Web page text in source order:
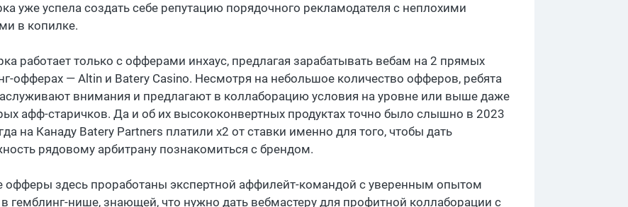
уже успела создать себе репутацию порядочного рекламодателя с неплохими
в копилке.
работает только с офферами инхаус, предлагая зарабатывать вебам на 2 прямых
офферах — Altin и Batery Casino. Несмотря на небольшое количество офферов, ребята
внимания и предлагают в коллаборацию условия на уровне или выше даже
афф-старичков. Да и об их высококонвертных продуктах точно было слышно в 2023
на Канаду Batery Partners платили х2 от ставки именно для того, чтобы дать
рядовому арбитрану познакомиться с брендом.
офферы здесь проработаны экспертной аффилейт-командой с уверенным опытом
гемблинг-нише, знающей, что нужно дать вебмастеру для профитной коллаборации с